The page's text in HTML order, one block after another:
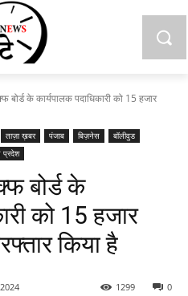
बोर्ड के कार्यपालक पदाधिकारी को 15 हजार
ताज़ा ख़बर पंजाब बिज़नेस
बॉलीवुड
प्रदेश
बोर्ड के
को 15 हजार
किया है
0
1299